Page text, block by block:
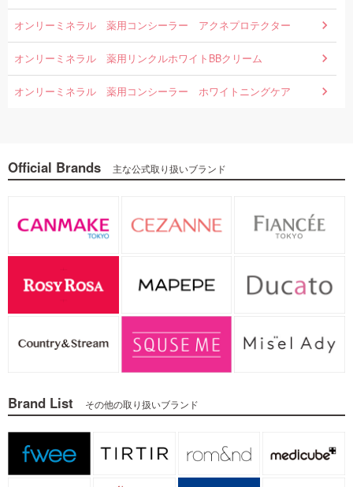
オンリーミネラル 薬用コンシーラー アクネプロテクター
オンリーミネラル 薬用リンクルホワイトBBクリーム
オンリーミネラル 薬用コンシーラー ホワイトニングケア
Official Brands 主な公式取り扱いブランド
Brand List その他の取り扱いブランド